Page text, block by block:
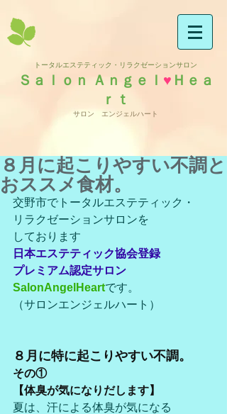
トータルエステティック・リラクゼーションサロン
Ｓａｌｏｎ Ａｎｇｅｌ ♥ Ｈｅａ
ｒｔ
サロン エンジェルハート
８月に起こりやすい不調と
おススメ食材。
交野市でトータルエステティック・
リラクゼーションサロンを
しております
日本エステティック協会登録
プレミアム認定サロン
SalonAngelHeartです。
（サロンエンジェルハート）
８月に特に起こりやすい不調。
その①
【体臭が気になりだします】
夏は、汗による体臭が気になる